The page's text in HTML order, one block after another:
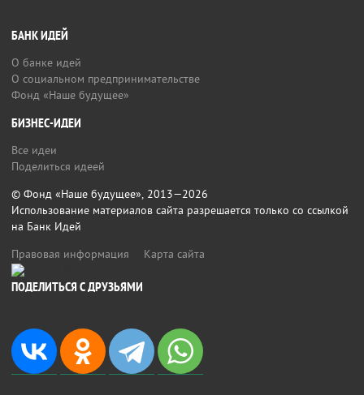
БАНК ИДЕЙ
О банке идей
О социальном предпринимательстве
Фонд «Наше будущее»
БИЗНЕС-ИДЕИ
Все идеи
Поделиться идеей
© Фонд «Наше будущее», 2013—2026
Использование материалов сайта разрешается только со ссылкой
на Банк Идей
Правовая информация
Карта сайта
ПОДЕЛИТЬСЯ С ДРУЗЬЯМИ